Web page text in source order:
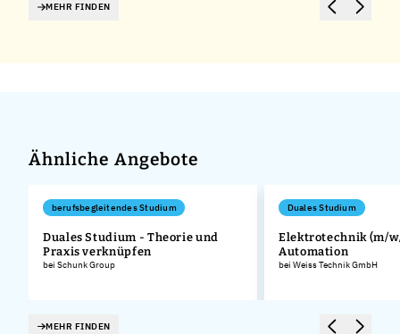
MEHR FINDEN
Ähnliche Angebote
berufsbegleitendes Studium
Duales Studium - Theorie und
Praxis verknüpfen
bei Schunk Group
Duales Studium
Elektrotechnik (m/
Automation
bei Weiss Technik GmbH
MEHR FINDEN